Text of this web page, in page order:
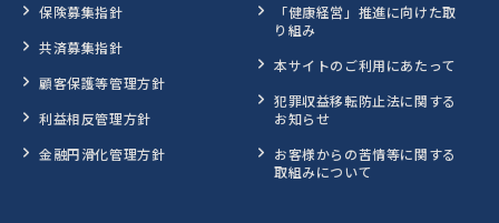
保険募集指針
共済募集指針
顧客保護等管理方針
利益相反管理方針
金融円滑化管理方針
「健康経営」推進に向けた取
り組み
本サイトのご利用にあたって
犯罪収益移転防止法に関する
お知らせ
お客様からの苦情等に関する
取組みについて